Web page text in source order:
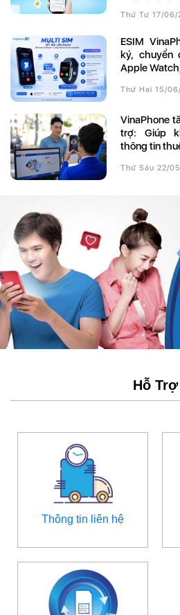
Thứ Tư 17/06/
eSIM VinaPhone: Hướng dẫn đăng
ký, chuyển
Apple
Thứ Hai 15/
VinaPhone tăng cường mạng lưới hỗ
trợ: Giúp
thông tin
Thứ Sáu 22/
Hỗ Trợ
Thông tin liên hệ